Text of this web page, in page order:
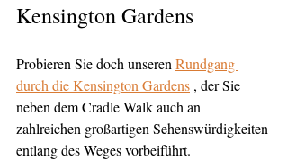
Kensington Gardens
Probieren Sie doch unseren Rundgang
durch die Kensington Gardens , der Sie
neben dem Cradle Walk auch an
zahlreichen großartigen Sehenswürdigkeiten
entlang des Weges vorbeiführt.